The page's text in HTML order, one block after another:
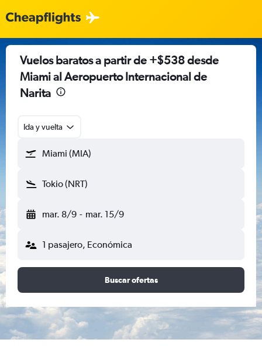
Vuelos baratos a partir de +$538 desde
Miami al Aeropuerto Internacional de
Narita
Ida y vuelta
Miami (MIA)
Tokio (NRT)
mar. 8/9 - mar. 15/9
1 pasajero, Económica
Buscar ofertas